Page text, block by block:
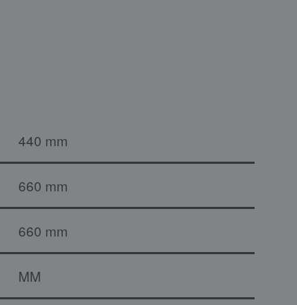
440 mm
660 mm
660 mm
MM